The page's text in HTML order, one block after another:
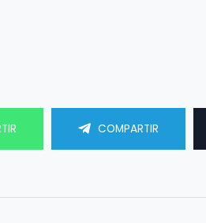
COMPARTIR